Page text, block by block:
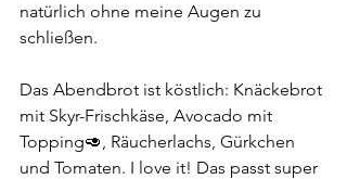
natürlich ohne meine Augen zu
schließen.
Das Abendbrot ist köstlich: Knäckebrot
mit Skyr-Frischkäse, Avocado mit
Topping🥑, Räucherlachs, Gürkchen
und Tomaten. I love it! Das passt super